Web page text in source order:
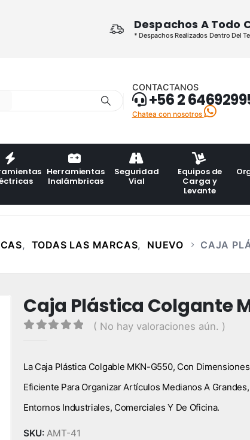
Despachos A Todo
* Despachos Realizados Dentro Del
CONTACTANOS
+56 2
Chatea con nosotros
Herramientas
Inalámbricas
Seguridad
Vial
Equipos de
Carga y
Levante
, TODAS LAS MARCAS, NUEVO CAJA
Caja Plástica Colgante
( No hay valoraciones aún. )
La Caja Plástica Colgable MKN-G550, Con
Eficiente Para Organizar Artículos Medianos A
Entornos Industriales, Comerciales Y De Oficina.
SKU: AMT-41